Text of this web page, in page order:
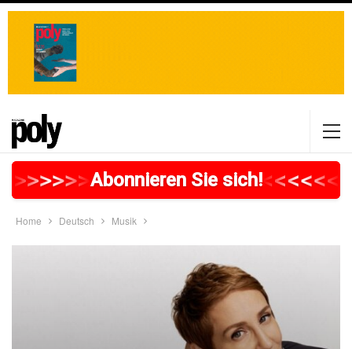
>>>>>>>>>>>>>>>>>
Abonnieren Sie sich!<<<<<<<
Home Deutsch Musik